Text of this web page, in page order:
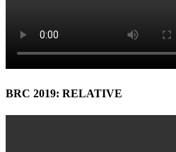
BRC 2019: RELATIVE